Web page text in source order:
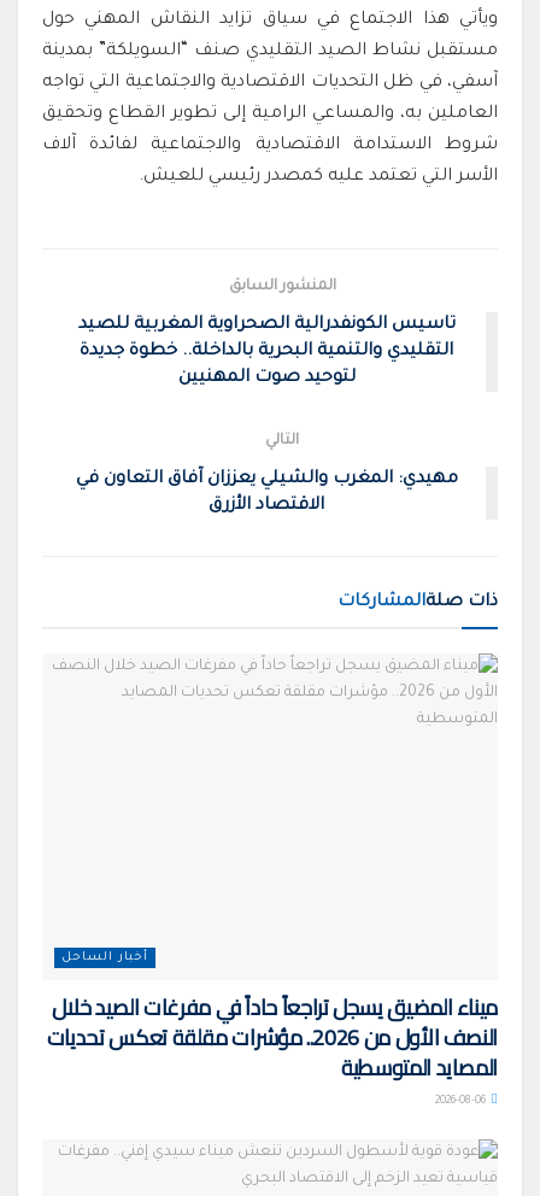
ويأتي هذا الاجتماع في سياق تزايد النقاش المهني حول
مستقبل نشاط الصيد التقليدي صنف “السويلكة” بمدينة
آسفي، في ظل التحديات الاقتصادية والاجتماعية التي تواجه
العاملين به، والمساعي الرامية إلى تطوير القطاع وتحقيق
شروط الاستدامة الاقتصادية والاجتماعية لفائدة آلاف
الأسر التي تعتمد عليه كمصدر رئيسي للعيش.
المنشور السابق
تاسيس الكونفدرالية الصحراوية المغربية للصيد
التقليدي والتنمية البحرية بالداخلة.. خطوة جديدة
لتوحيد صوت المهنيين
التالي
مهيدي: المغرب والشيلي يعززان آفاق التعاون في
الاقتصاد الأزرق
ذات صلةالمشاركات
أخبار الساحل
ميناء المضيق يسجل تراجعاً حاداً في مفرغات الصيد خلال
النصف الأول من 2026.. مؤشرات مقلقة تعكس تحديات
المصايد المتوسطية